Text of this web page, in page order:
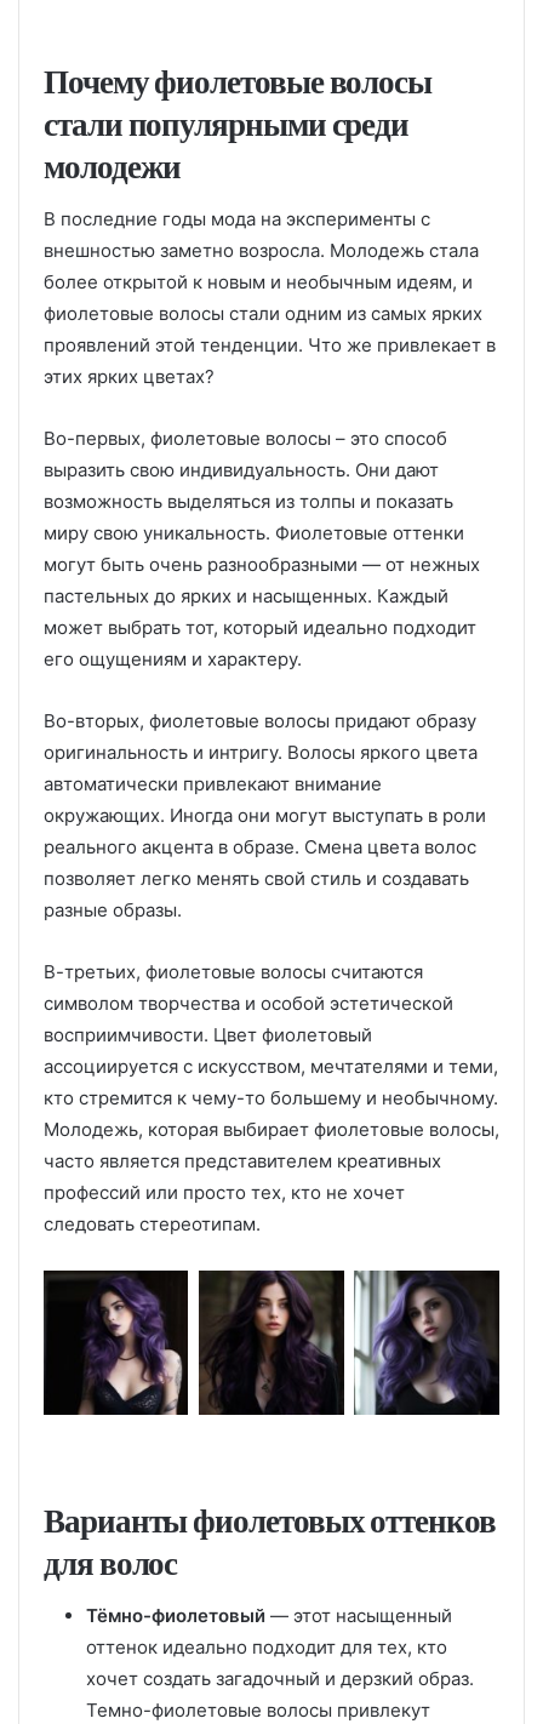
Почему фиолетовые волосы
стали популярными среди
молодежи
В последние годы мода на эксперименты с
внешностью заметно возросла. Молодежь стала
более открытой к новым и необычным идеям, и
фиолетовые волосы стали одним из самых ярких
проявлений этой тенденции. Что же привлекает в
этих ярких цветах?
Во-первых, фиолетовые волосы – это способ
выразить свою индивидуальность. Они дают
возможность выделяться из толпы и показать
миру свою уникальность. Фиолетовые оттенки
могут быть очень разнообразными — от нежных
пастельных до ярких и насыщенных. Каждый
может выбрать тот, который идеально подходит
его ощущениям и характеру.
Во-вторых, фиолетовые волосы придают образу
оригинальность и интригу. Волосы яркого цвета
автоматически привлекают внимание
окружающих. Иногда они могут выступать в роли
реального акцента в образе. Смена цвета волос
позволяет легко менять свой стиль и создавать
разные образы.
В-третьих, фиолетовые волосы считаются
символом творчества и особой эстетической
восприимчивости. Цвет фиолетовый
ассоциируется с искусством, мечтателями и теми,
кто стремится к чему-то большему и необычному.
Молодежь, которая выбирает фиолетовые волосы,
часто является представителем креативных
профессий или просто тех, кто не хочет
следовать стереотипам.
Варианты фиолетовых оттенков
для волос
Тёмно-фиолетовый — этот насыщенный
оттенок идеально подходит для тех, кто
хочет создать загадочный и дерзкий образ.
Темно-фиолетовые волосы привлекут